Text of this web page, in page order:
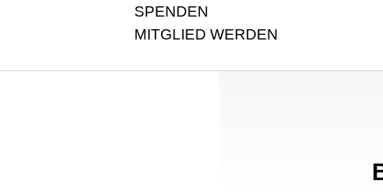
SPENDEN
MITGLIED WERDEN